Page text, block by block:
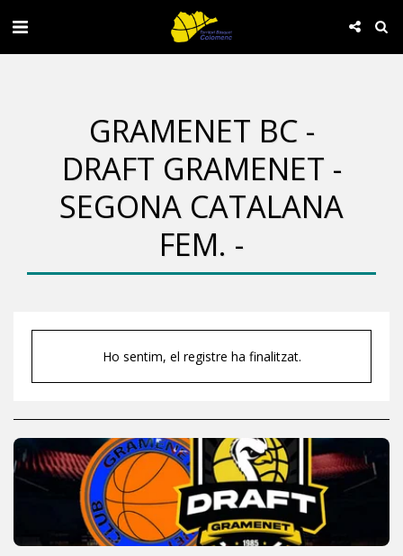
GRAMENET BC -
DRAFT GRAMENET -
SEGONA CATALANA
FEM. -
Ho sentim, el registre ha finalitzat.